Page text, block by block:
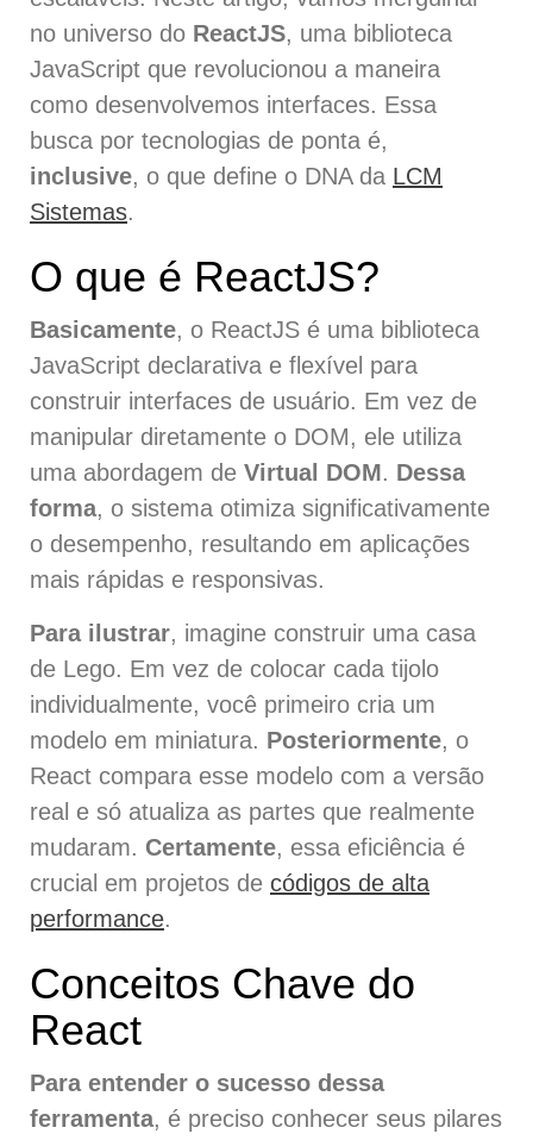
no universo do ReactJS, uma biblioteca
JavaScript que revolucionou a maneira
como desenvolvemos interfaces. Essa
busca por tecnologias de ponta é,
inclusive, o que define o DNA da LCM
Sistemas.
O que é ReactJS?
Basicamente, o ReactJS é uma biblioteca
JavaScript declarativa e flexível para
construir interfaces de usuário. Em vez de
manipular diretamente o DOM, ele utiliza
uma abordagem de Virtual DOM. Dessa
forma, o sistema otimiza significativamente
o desempenho, resultando em aplicações
mais rápidas e responsivas.
Para ilustrar, imagine construir uma casa
de Lego. Em vez de colocar cada tijolo
individualmente, você primeiro cria um
modelo em miniatura. Posteriormente, o
React compara esse modelo com a versão
real e só atualiza as partes que realmente
mudaram. Certamente, essa eficiência é
crucial em projetos de códigos de alta
performance.
Conceitos Chave do
React
Para entender o sucesso dessa
ferramenta, é preciso conhecer seus pilares